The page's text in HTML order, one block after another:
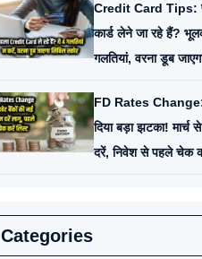
Credit Card Tips:
कार्ड लेने जा रहे हैं?
गलतियां, वरना डूब
FD Rates Change:
दिया बड़ा झटका! मार्च
दरें, निवेश से पहले चेक
Categories